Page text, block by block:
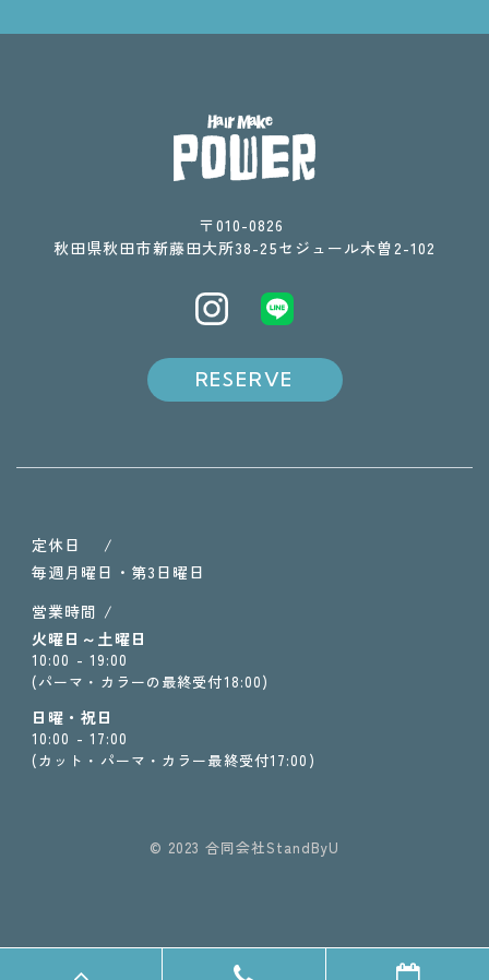
〒010-0826 ​​​​​​​
​​​​​​​秋田県秋田市新藤田大所38-25セジュール木曽2-102
RESERVE
定休日 /
毎週月曜日・第3日曜日
営業時間 /
火曜日～土曜日
10:00 - 19:00
(パーマ・カラーの最終受付18:00)
日曜・祝日
10:00 - 17:00
(カット・パーマ・カラー最終受付17:00)
© 2023 合同会社StandByU